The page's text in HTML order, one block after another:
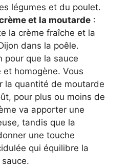
légumes et du poulet.
et la moutarde :
la crème fraîche et la
dans la poêle.
pour que la sauce
et homogène. Vous
la quantité de moutarde
pour plus ou moins de
va apporter une
tandis que la
une touche
qui équilibre la